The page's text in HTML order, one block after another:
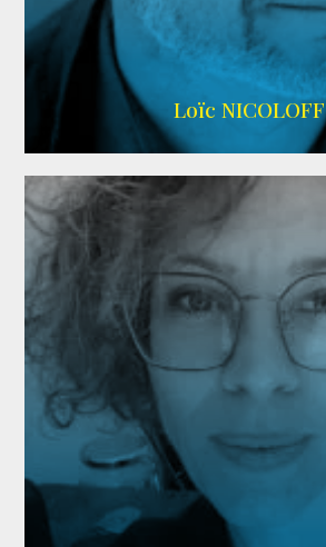
Wikipedia
Loïc NICOLOFF